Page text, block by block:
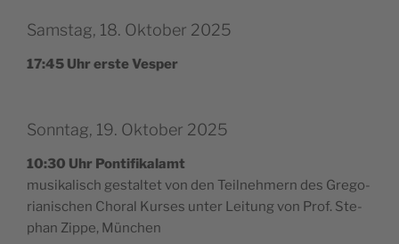
Samstag, 18. Oktober 2025
17:45 Uhr ers­te Vesper
Sonntag, 19. Oktober 2025
10:30 Uhr Pontifikalamt
musi­ka­lisch gestal­tet von den Teil­neh­mern des Gre­go­
ria­ni­schen Cho­ral Kur­ses unter Lei­tung von Prof. Ste­
phan Zip­pe, München